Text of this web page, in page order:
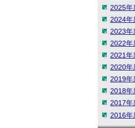
2025年
2024年
2023年
2022年
2021年
2020年
2019年
2018年
2017年
2016年